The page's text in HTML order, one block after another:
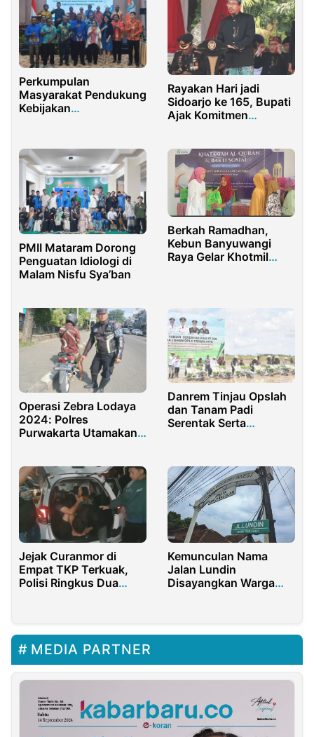
Perkumpulan
Masyarakat Pendukung
Kebijakan
Rayakan Hari jadi
Sidoarjo ke 165, Bupati
Ajak Komitmen
PMII Mataram Dorong
Penguatan Idiologi di
Malam Nisfu Sya’ban
Berkah Ramadhan,
Kebun Banyuwangi
Raya Gelar Khotmil
Operasi Zebra Lodaya
2024: Polres
Purwakarta Utamakan
Lintas
Danrem Tinjau Opslah
dan Tanam Padi
Serentak Serta
Kampar
Jejak Curanmor di
Empat TKP Terkuak,
Polisi Ringkus Dua
Kemunculan Nama
Jalan Lundin
Disayangkan Warga
MEDIA PARTNER